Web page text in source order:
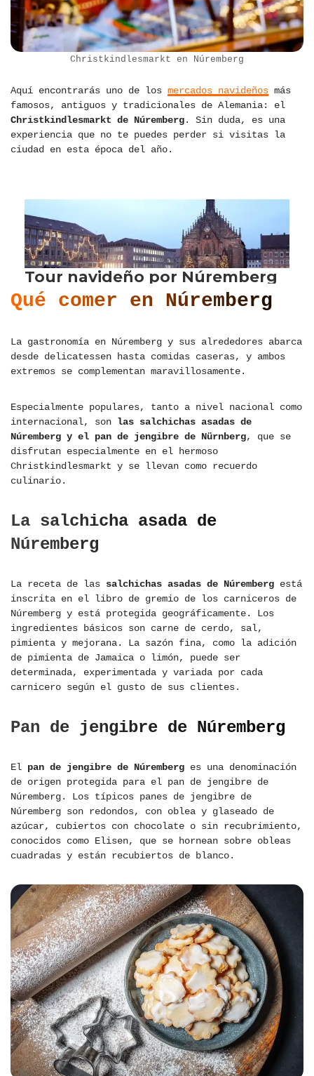
Christkindlesmarkt en Núremberg
Aquí encontrarás uno de los mercados navideños más
famosos, antiguos y tradicionales de Alemania: el
Christkindlesmarkt de Núremberg. Sin duda, es una
experiencia que no te puedes perder si visitas la
ciudad en esta época del año.
Qué comer en Núremberg
La gastronomía en Núremberg y sus alrededores abarca
desde delicatessen hasta comidas caseras, y ambos
extremos se complementan maravillosamente.
Especialmente populares, tanto a nivel nacional como
internacional, son las salchichas asadas de
Núremberg y el pan de jengibre de Nürnberg, que se
disfrutan especialmente en el hermoso
Christkindlesmarkt y se llevan como recuerdo
culinario.
La salchicha asada de
Núremberg
La receta de las salchichas asadas de Núremberg está
inscrita en el libro de gremio de los carniceros de
Núremberg y está protegida geográficamente. Los
ingredientes básicos son carne de cerdo, sal,
pimienta y mejorana. La sazón fina, como la adición
de pimienta de Jamaica o limón, puede ser
determinada, experimentada y variada por cada
carnicero según el gusto de sus clientes.
Pan de jengibre de Núremberg
El pan de jengibre de Núremberg es una denominación
de origen protegida para el pan de jengibre de
Núremberg. Los típicos panes de jengibre de
Núremberg son redondos, con oblea y glaseado de
azúcar, cubiertos con chocolate o sin recubrimiento,
conocidos como Elisen, que se hornean sobre obleas
cuadradas y están recubiertos de blanco.